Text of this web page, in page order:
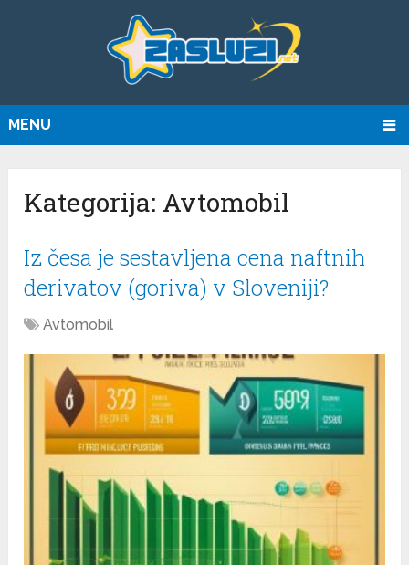
MENU
Kategorija: Avtomobil
Iz česa je sestavljena cena naftnih
derivatov (goriva) v Sloveniji?
Avtomobil